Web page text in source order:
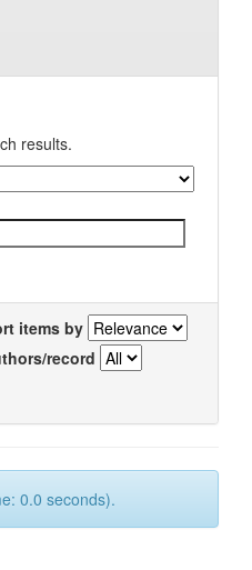
results.
items by
record
0.0 seconds).